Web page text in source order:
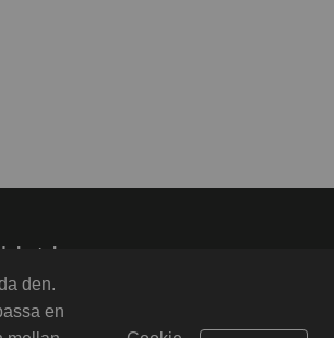
den.
en
dig till nyhetsbreven
NEWS och Product &
NEWS här >>